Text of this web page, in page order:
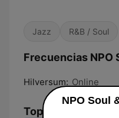
Jazz R&B / Soul
Frecuencias NPO
Hilversum: Online
Top Canciones
NPO Soul